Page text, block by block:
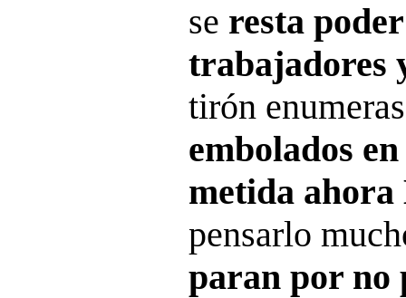
se resta
trabajadores
tirón
embolados
metida ahora
pensarlo
paran por no